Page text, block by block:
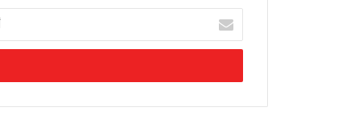
خ
ب